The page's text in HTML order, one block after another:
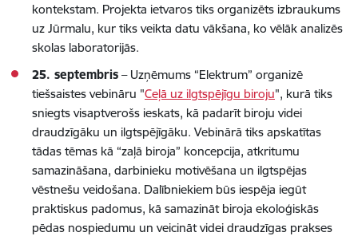
kontekstam. Projekta ietvaros tiks organizēts izbraukums
uz Jūrmalu, kur tiks veikta datu vākšana, ko vēlāk analizēs
skolas laboratorijās.
25. septembris – Uzņēmums “Elektrum” organizē
tiešsaistes vebināru "Ceļā uz ilgtspējīgu biroju", kurā tiks
sniegts visaptverošs ieskats, kā padarīt biroju videi
draudzīgāku un ilgtspējīgāku. Vebinārā tiks apskatītas
tādas tēmas kā “zaļā biroja” koncepcija, atkritumu
samazināšana, darbinieku motivēšana un ilgtspējas
vēstnešu veidošana. Dalībniekiem būs iespēja iegūt
praktiskus padomus, kā samazināt biroja ekoloģiskās
pēdas nospiedumu un veicināt videi draudzīgas prakses